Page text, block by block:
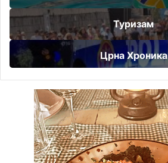
Туризам
Црна Хроника